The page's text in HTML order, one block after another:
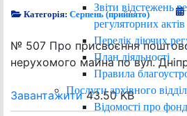
Звіти відстежень
регуляторних актів
Перелік діючих
План діяльності
Правила
Послуги архівного
Відомості про
Категорія:Серпень (прийнято)
№ 507 Про присвоєння
нерухомого майна по вул.
Завантажити43.50 KB